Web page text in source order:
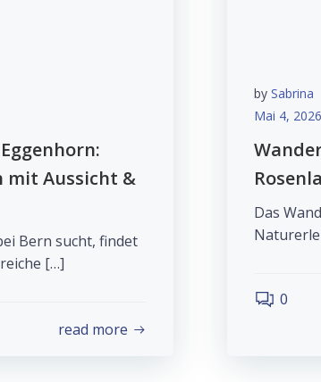
mit Aussicht &
Bern sucht, findet
[…]
read more
by Sabrina
Mai 4, 2026
Das
0